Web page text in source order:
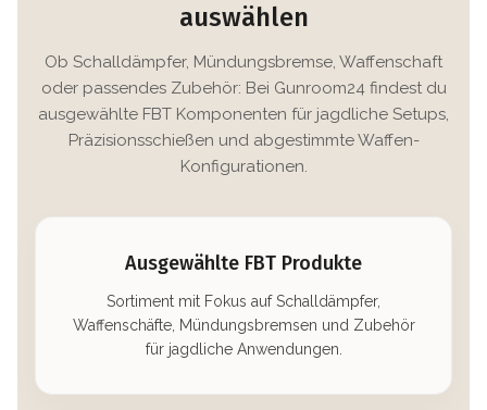
auswählen
Ob Schalldämpfer, Mündungsbremse, Waffenschaft
oder passendes Zubehör: Bei Gunroom24 findest du
ausgewählte FBT Komponenten für jagdliche Setups,
Präzisionsschießen und abgestimmte Waffen-
Konfigurationen.
Ausgewählte FBT Produkte
Sortiment mit Fokus auf Schalldämpfer,
Waffenschäfte, Mündungsbremsen und Zubehör
für jagdliche Anwendungen.